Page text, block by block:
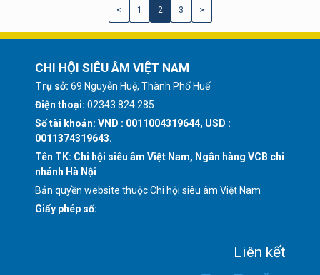
< 1 2 3 >
CHI HỘI SIÊU ÂM VIỆT NAM
Trụ sở: 69 Nguyễn Huệ, Thành Phố Huế
Điện thoại: 02343 824 285
Số tài khoản: VND : 0011004319644, USD :
0011374319643.
Tên TK: Chi hội siêu âm Việt Nam, Ngân hàng VCB chi
nhánh Hà Nội
Bản quyền website thuộc Chi hội siêu âm Việt Nam
Giấy phép số:
Liên kết